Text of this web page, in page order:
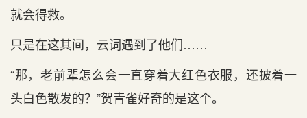
就会得救。
只是在这其间，云词遇到了他们……
“那，老前辈怎么会一直穿着大红色衣服，还披着一
头白色散发的？”贺青雀好奇的是这个。